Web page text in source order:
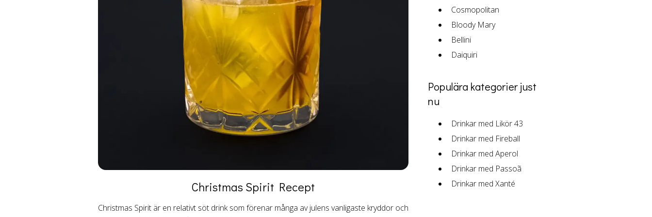
Christmas Spirit Recept
Christmas Spirit är en relativt söt drink som förenar många av julens vanligaste kryddor och
Cosmopolitan
Bloody Mary
Bellini
Daiquiri
Populära kategorier just
nu
Drinkar med Likör 43
Drinkar med Fireball
Drinkar med Aperol
Drinkar med Passoã
Drinkar med Xanté